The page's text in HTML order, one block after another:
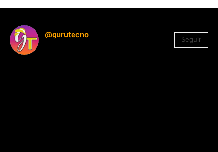
@gurutecno
Seguir